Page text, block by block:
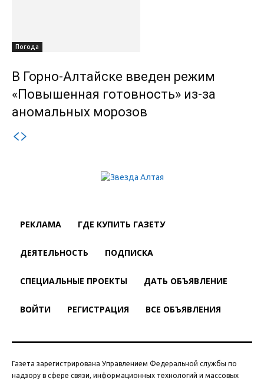
Погода
В Горно-Алтайске введен режим
«Повышенная готовность» из-за
аномальных морозов
РЕКЛАМА ГДЕ КУПИТЬ ГАЗЕТУ
ДЕЯТЕЛЬНОСТЬ ПОДПИСКА
СПЕЦИАЛЬНЫЕ ПРОЕКТЫ ДАТЬ ОБЪЯВЛЕНИЕ
ВОЙТИ РЕГИСТРАЦИЯ ВСЕ ОБЪЯВЛЕНИЯ
Газета зарегистрирована Управлением Федеральной службы по
надзору в сфере связи, информационных технологий и массовых